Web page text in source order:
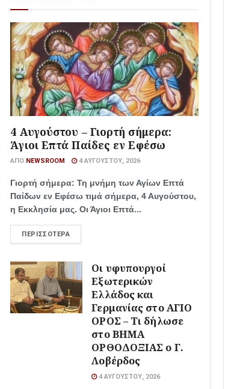
4 Αυγούστου – Γιορτή σήμερα:
Άγιοι Επτά Παίδες εν Εφέσω
ΑΠΌ NEWSROOM 4 ΑΥΓΟΎΣΤΟΥ, 2026
Γιορτή σήμερα: Τη μνήμη των Αγίων Επτά
Παίδων εν Εφέσω τιμά σήμερα, 4 Αυγούστου,
η Εκκλησία μας. Οι Άγιοι Επτά...
ΠΕΡΙΣΣΌΤΕΡΑ
Οι υφυπουργοί
Εξωτερικών
Ελλάδος και
Γερμανίας στο ΑΓΙΟ
ΟΡΟΣ – Τι δήλωσε
στο ΒΗΜΑ
ΟΡΘΟΔΟΞΙΑΣ ο Γ.
Λοβέρδος
4 ΑΥΓΟΎΣΤΟΥ, 2026